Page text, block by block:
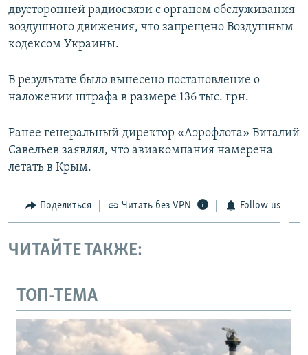
двусторонней радиосвязи с органом обслуживания
воздушного движения, что запрещено Воздушным
кодексом Украины.
В результате было вынесено постановление о
наложении штрафа в размере 136 тыс. грн.
Ранее генеральный директор «Аэрофлота» Виталий
Савельев заявлял, что авиакомпания намерена
летать в Крым.
Поделиться Читать без VPN Follow us
ЧИТАЙТЕ ТАКЖЕ:
ТОП-ТЕМА